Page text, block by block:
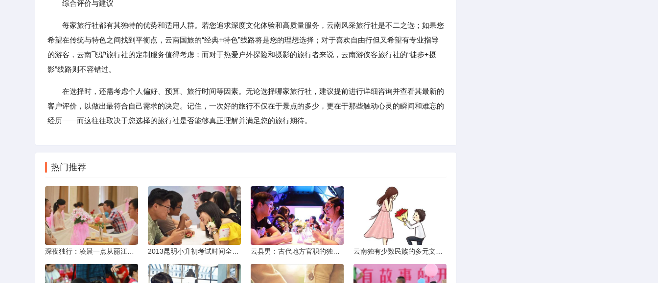
综合评价与建议
每家旅行社都有其独特的优势和适用人群。若您追求深度文化体验和高质量服务，云南风采旅行社是不二之选；如果您
希望在传统与特色之间找到平衡点，云南国旅的“经典+特色”线路将是您的理想选择；对于喜欢自由行但又希望有专业指导
的游客，云南飞驴旅行社的定制服务值得考虑；而对于热爱户外探险和摄影的旅行者来说，云南游侠客旅行社的“徒步+摄
影”线路则不容错过。
在选择时，还需考虑个人偏好、预算、旅行时间等因素。无论选择哪家旅行社，建议提前进行详细咨询并查看其最新的
客户评价，以做出最符合自己需求的决定。记住，一次好的旅行不仅在于景点的多少，更在于那些触动心灵的瞬间和难忘的
经历——而这往往取决于您选择的旅行社是否能够真正理解并满足您的旅行期待。
热门推荐